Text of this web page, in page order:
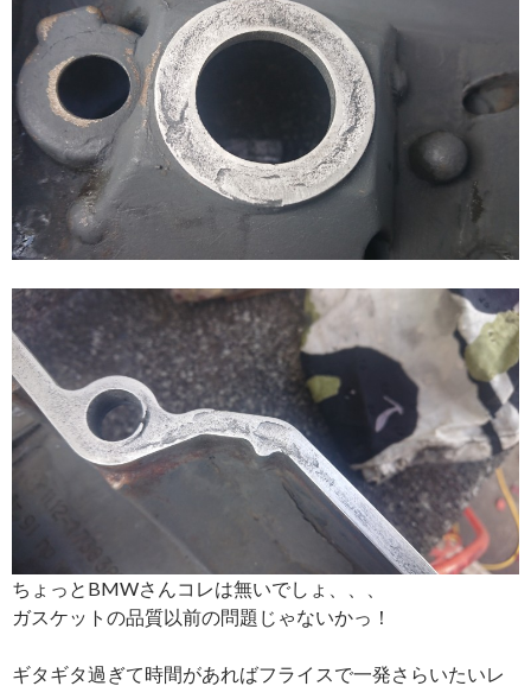
ちょっとBMWさんコレは無いでしょ、、、
ガスケットの品質以前の問題じゃないかっ！
ギタギタ過ぎて時間があればフライスで一発さらいたいレ